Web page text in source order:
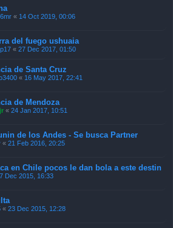
« 14 Oct 2019, 00:06
del fuego ushuaia
« 27 Dec 2017, 01:50
de Santa Cruz
« 16 May 2017, 22:41
de Mendoza
« 24 Jan 2017, 10:51
de los Andes - Se busca Partner
« 21 Feb 2016, 20:25
en Chile pocos le dan bola a este destin
Dec 2015, 16:33
« 23 Dec 2015, 12:28